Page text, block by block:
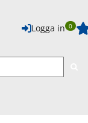
Logga in 0